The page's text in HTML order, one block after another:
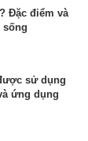
Đặc điểm và
sử dụng
ứng dụng